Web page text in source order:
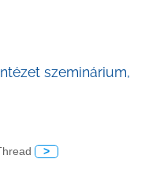
szeminárium,
>